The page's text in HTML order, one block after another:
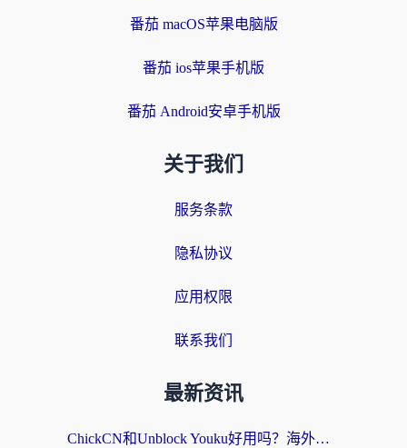
番茄 macOS苹果电脑版
番茄 ios苹果手机版
番茄 Android安卓手机版
关于我们
服务条款
隐私协议
应用权限
联系我们
最新资讯
ChickCN和Unblock Youku好用吗？海外党亲测3款回国加速器，附iOS免费选择指南